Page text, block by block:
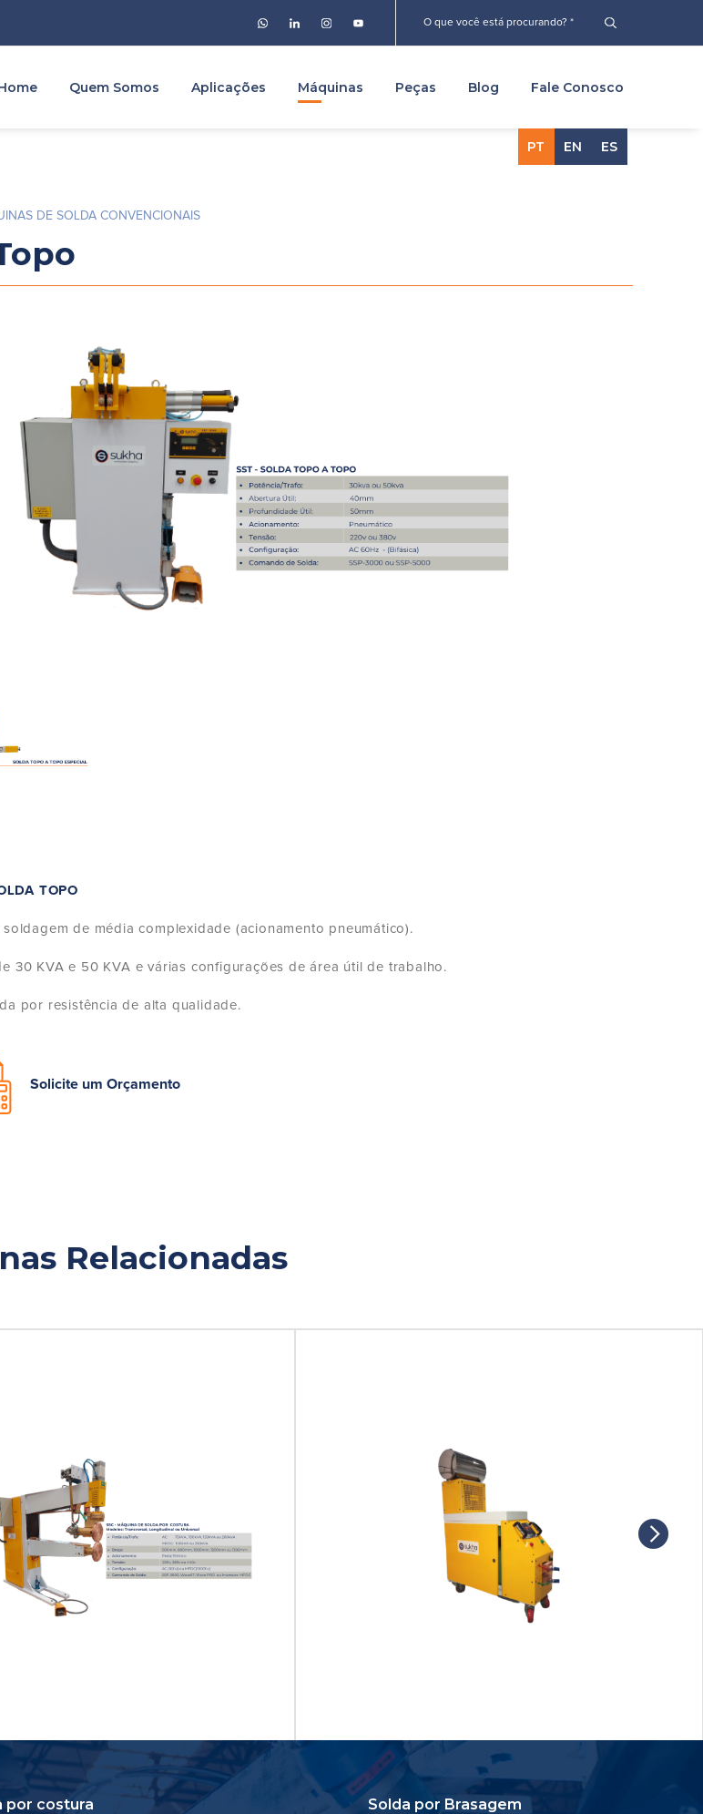
Quem Somos Aplicações Máquinas Peças Blog Fale Conosco
PT EN ES
DE SOLDA CONVENCIONAIS
TOPO
de média complexidade (acionamento pneumático).
30 KVA e 50 KVA e várias configurações de área útil de trabalho.
por resistência de alta qualidade.
Solicite um Orçamento
Relacionadas
por costura Solda por Brasagem